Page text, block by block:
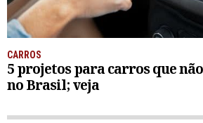
CARROS
5 projetos para carros que
no Brasil; veja